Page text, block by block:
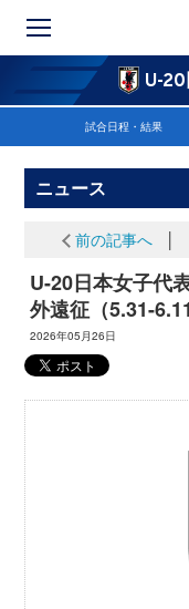
U-
試合日程・結果
ニュース
前の記事へ
U-20日本女子代
外遠征（5.31-
2026年05月26日